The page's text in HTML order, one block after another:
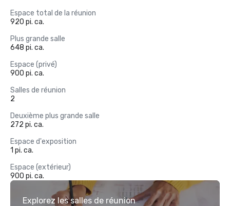
Espace total de la réunion
920 pi. ca.
Plus grande salle
648 pi. ca.
Espace (privé)
900 pi. ca.
Salles de réunion
2
Deuxième plus grande salle
272 pi. ca.
Espace d'exposition
1 pi. ca.
Espace (extérieur)
900 pi. ca.
Explorez les salles de réunion